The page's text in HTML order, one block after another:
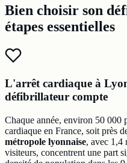
Bien choisir son
étapes essentielles
L'arrêt cardiaque à
défibrillateur compte
Chaque année, environ 50 000
cardiaque en France, soit près
métropole lyonnaise, avec 1,4
visiteurs, concentrent une part